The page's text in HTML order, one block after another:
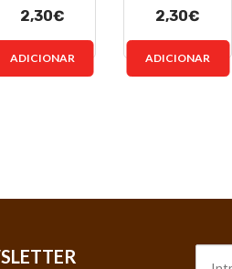
2,30€
ADICIONAR
2,30€
ADICIONAR